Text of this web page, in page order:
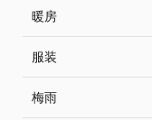
暖房
服装
梅雨